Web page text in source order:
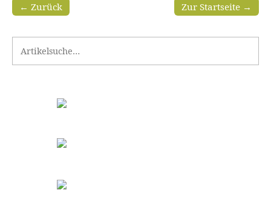
Zur Startseite →
← Zurück